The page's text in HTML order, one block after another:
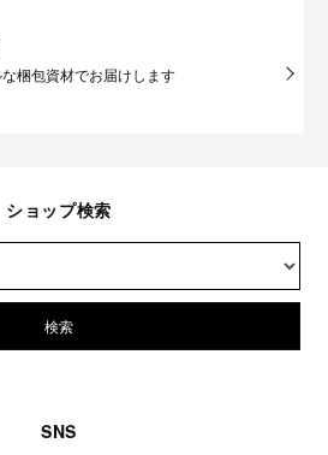
梱包資材でお届けします
ショップ検索
検索
SNS